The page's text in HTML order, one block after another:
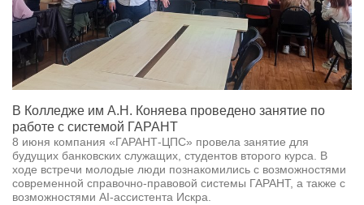
В Колледже им А.Н. Коняева проведено занятие по
работе с системой ГАРАНТ
8 июня компания «ГАРАНТ-ЦПС» провела занятие для
будущих банковских служащих, студентов второго курса. В
ходе встречи молодые люди познакомились с возможностями
современной справочно-правовой системы ГАРАНТ, а также с
возможностями AI-ассистента Искра.